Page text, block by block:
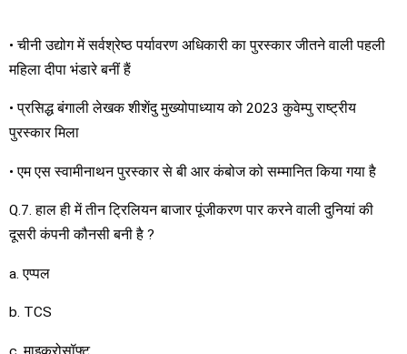
• चीनी उद्योग में सर्वश्रेष्ठ पर्यावरण अधिकारी का पुरस्कार जीतने वाली पहली
महिला दीपा भंडारे बनीं हैं
• प्रसिद्ध बंगाली लेखक शीशेंदु मुख्योपाध्याय को 2023 कुवेम्पु राष्ट्रीय
पुरस्कार मिला
• एम एस स्वामीनाथन पुरस्कार से बी आर कंबोज को सम्मानित किया गया है
Q.7. हाल ही में तीन ट्रिलियन बाजार पूंजीकरण पार करने वाली दुनियां की
दूसरी कंपनी कौनसी बनी है ?
a. एप्पल
b. TCS